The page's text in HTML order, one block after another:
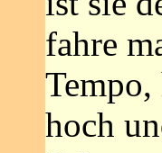
fahre
Tempo,
hoch